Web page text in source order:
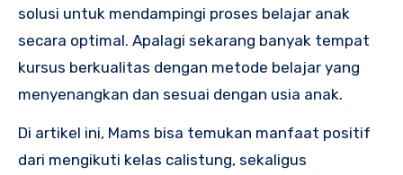
solusi untuk mendampingi proses belajar anak
secara optimal. Apalagi sekarang banyak tempat
kursus berkualitas dengan metode belajar yang
menyenangkan dan sesuai dengan usia anak.
Di artikel ini, Mams bisa temukan manfaat positif
dari mengikuti kelas calistung, sekaligus